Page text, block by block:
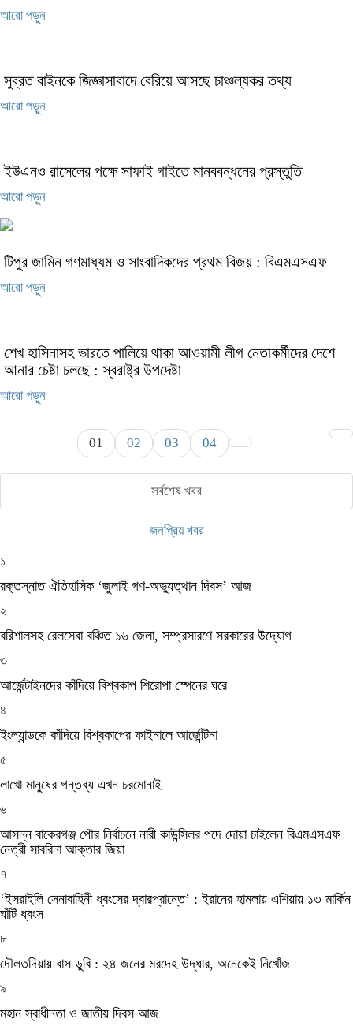
আরো পড়ুন
সুব্রত বাইনকে জিজ্ঞাসাবাদে বেরিয়ে আসছে চাঞ্চল্যকর তথ্য
আরো পড়ুন
ইউএনও রাসেলের পক্ষে সাফাই গাইতে মানববন্ধনের প্রস্তুতি
আরো পড়ুন
টিপুর জামিন গণমাধ্যম ও সাংবাদিকদের প্রথম বিজয় : বিএমএসএফ
আরো পড়ুন
শেখ হাসিনাসহ ভারতে পালিয়ে থাকা আওয়ামী লীগ নেতাকর্মীদের ‍‍‍‍দেশে
আনার চেষ্টা চলছে : স্বরাষ্ট্র উপ‌দেষ্টা
আরো পড়ুন
01 02 03 04
সর্বশেষ খবর
জনপ্রিয় খবর
১
রক্তস্নাত ঐতিহাসিক ‌‘জুলাই গণ-অভ্যুত্থান দিবস’ আজ
২
বরিশালসহ রেলসেবা বঞ্চিত ১৬ জেলা, সম্প্রসারণে সরকারের উদ্যোগ
৩
আর্জেন্টাইনদের কাঁদিয়ে বিশ্বকাপ শিরোপা স্পেনের ঘরে
৪
ইংল্যান্ডকে কাঁদিয়ে বিশ্বকাপের ফাইনালে আর্জেন্টিনা
৫
লাখো মানুষের গন্তব্য এখন চরমোনাই
৬
আসন্ন বাকেরগঞ্জ পৌর নির্বাচনে নারী কাউন্সিলর পদে দোয়া চাইলেন বিএমএসএফ
নেত্রী সাবরিনা আক্তার জিয়া
৭
‘ইসরাইলি সেনাবাহিনী ধ্বংসের দ্বারপ্রান্তে’ : ইরানের হামলায় এশিয়ায় ১৩ মার্কিন
ঘাঁটি ধ্বংস
৮
দৌলতদিয়ায় বাস ডুবি : ২৪ জনের মরদেহ উদ্ধার, অনেকেই নিখোঁজ
৯
মহান স্বাধীনতা ও জাতীয় দিবস আজ